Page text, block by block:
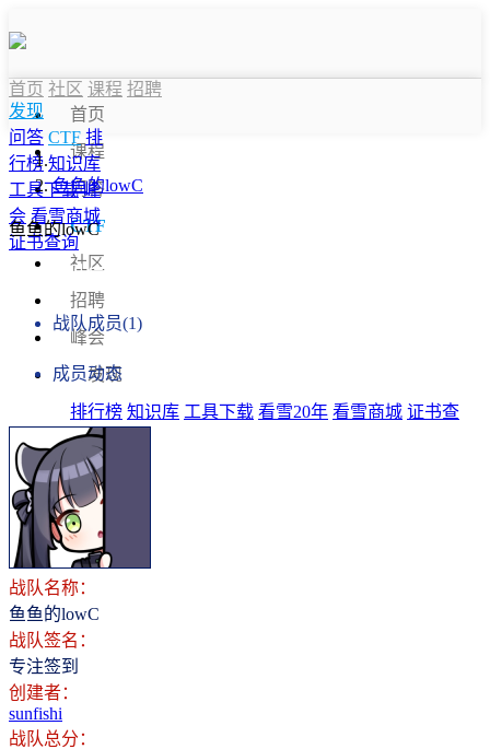
首页
课程
问答
CTF
社区
招聘
峰会
发现
排行榜 知识库 工具下载 看雪20年 看雪商城 证书查
登录 注册
首页 社区 课程 招聘
发现
问答 CTF 排
行榜 知识库
工具下载 峰
会 看雪商城
证书查询
鱼鱼的lowC
鱼鱼的lowC
战队信息
战队成员(1)
成员动态
战队名称：
鱼鱼的lowC
战队签名：
专注签到
创建者：
sunfishi
战队总分：